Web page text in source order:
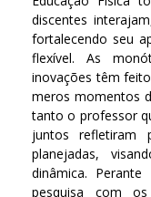
discentes
fortalecendo seu
flexível. As
inovações têm
meros momentos
tanto o professor
juntos refletiram
planejadas,
dinâmica.
pesquisa com